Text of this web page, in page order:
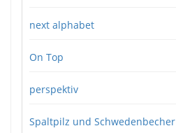
next alphabet
On Top
perspektiv
Spaltpilz und Schwedenbecher